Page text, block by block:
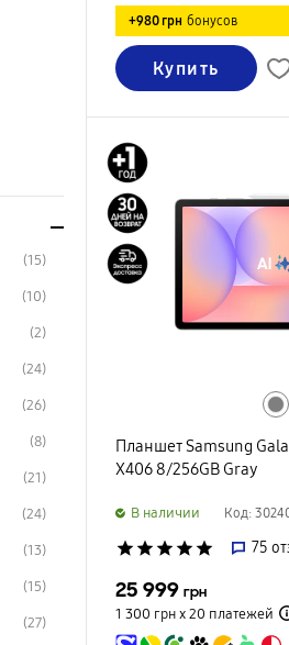
(15)
(10)
(2)
(24)
(26)
(8)
(21)
(24)
(13)
(15)
(27)
+980 грн бонусов
Купить
Планшет Samsung
X406 8/256GB Gray
B наличии Код:
star star star star star 75
25 999 грн
1 300 грн х 20 платежей